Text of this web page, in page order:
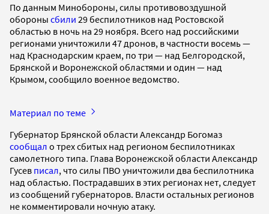
По данным Минобороны, силы противовоздушной
обороны сбили 29 беспилотников над Ростовской
областью в ночь на 29 ноября. Всего над российскими
регионами уничтожили 47 дронов, в частности восемь —
над Краснодарским краем, по три — над Белгородской,
Брянской и Воронежской областями и один — над
Крымом, сообщило военное ведомство.
Материал по теме
Губернатор Брянской области Александр Богомаз
сообщал о трех сбитых над регионом беспилотниках
самолетного типа. Глава Воронежской области Александр
Гусев писал, что силы ПВО уничтожили два беспилотника
над областью. Пострадавших в этих регионах нет, следует
из сообщений губернаторов. Власти остальных регионов
не комментировали ночную атаку.